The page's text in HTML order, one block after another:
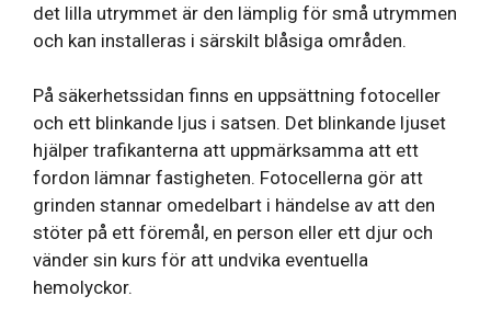
det lilla utrymmet är den lämplig för små utrymmen
och kan installeras i särskilt blåsiga områden.
På säkerhetssidan finns en uppsättning fotoceller
och ett blinkande ljus i satsen. Det blinkande ljuset
hjälper trafikanterna att uppmärksamma att ett
fordon lämnar fastigheten. Fotocellerna gör att
grinden stannar omedelbart i händelse av att den
stöter på ett föremål, en person eller ett djur och
vänder sin kurs för att undvika eventuella
hemolyckor.